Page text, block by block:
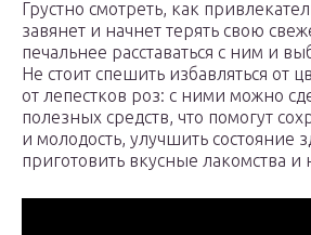
Грустно смотреть, как
завянет и начнет терять свою
печальнее расставаться с ним и
Не стоит спешить избавляться от
от лепестков роз: с ними можно
полезных средств, что помогут
и молодость, улучшить состояние
приготовить вкусные лакомства и